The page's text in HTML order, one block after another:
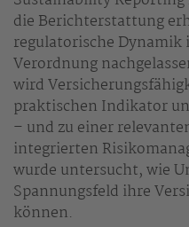
die Berichterstattung
regulatorische Dynamik
Verordnung
wird
praktischen Indikator
– und zu einer
integrierten
wurde untersucht, wie
Spannungsfeld ihre
können.